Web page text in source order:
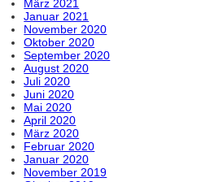
März 2021
Januar 2021
November 2020
Oktober 2020
September 2020
August 2020
Juli 2020
Juni 2020
Mai 2020
April 2020
März 2020
Februar 2020
Januar 2020
November 2019